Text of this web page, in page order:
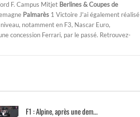
F. Campus Mitjet Berlines & Coupes de
Palmarès 1 Victoire J'ai également réalisé
notamment en F3, Nascar Euro,
concession Ferrari, par le passé. Retrouvez-
F1 : Alpine, après une dem...